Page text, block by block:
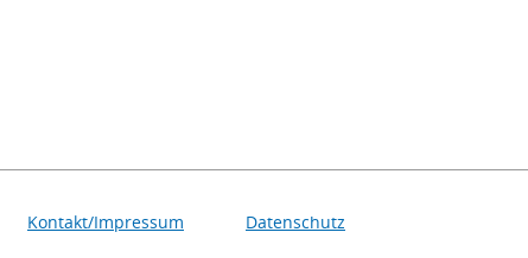
Kontakt/Impressum Datenschutz